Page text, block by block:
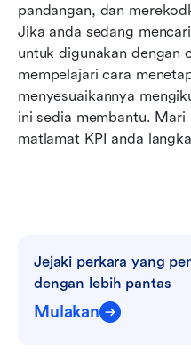
pandangan, dan
Jika anda sedang
untuk digunakan dengan
mempelajari cara
menyesuaikannya
ini sedia membantu.
matlamat KPI anda
Jejaki perkara yang
dengan lebih pantas
Mulakan
Amalan terbaik papan
Kesimpulan
Soalan Lazim
Bacaan berkaitan